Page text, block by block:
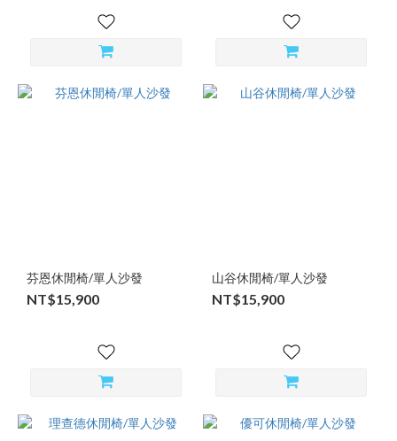
芬恩休閒椅/單人沙發
NT$15,900
山谷休閒椅/單人沙發
NT$15,900